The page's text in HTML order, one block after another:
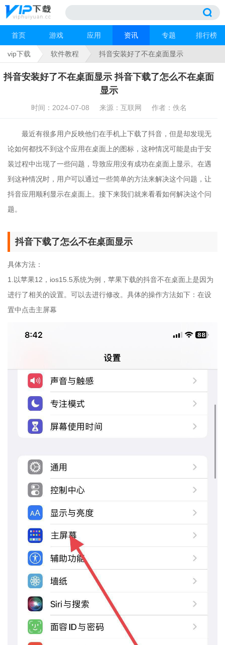
首页 游戏 应用 资讯 专题 排行榜
vip下载 软件教程 抖音安装好了不在桌面显示
抖音安装好了不在桌面显示 抖音下载了怎么不在桌面
显示
时间：2024-07-08 来源：互联网 作者：佚名
最近有很多用户反映他们在手机上下载了抖音，但是却发现无
论如何都找不到这个应用在桌面上的图标，这种情况可能是由于安
装过程中出现了一些问题，导致应用没有成功在桌面上显示。在遇
到这种情况时，用户可以通过一些简单的方法来解决这个问题，让
抖音应用顺利显示在桌面上。接下来我们就来看看如何解决这个问
题。
抖音下载了怎么不在桌面显示
具体方法：
1.以苹果12，ios15.5系统为例，苹果下载的抖音不在桌面上是因为
进行了相关的设置。可以去进行修改。具体的操作方法如下：在设
置中点击主屏幕